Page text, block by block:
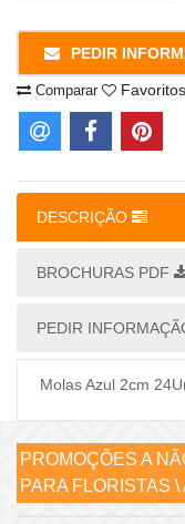
PEDIR
Comparar Favoritos
DESCRIÇÃO
BROCHURAS PDF
PEDIR
Molas Azul 2cm
PROMOÇÕES A
PARA FLORISTAS